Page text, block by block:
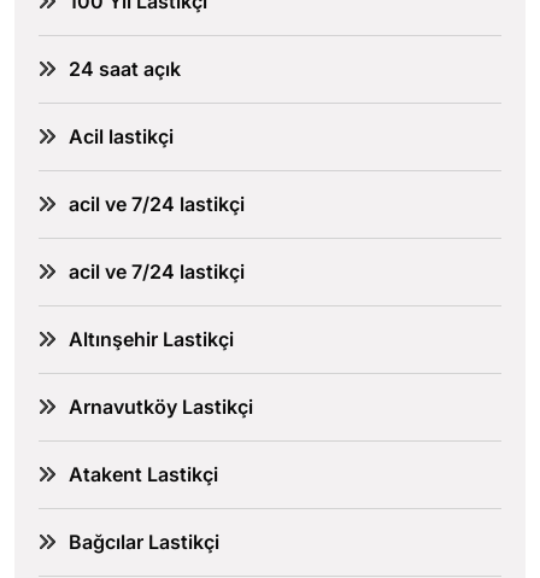
24 saat açık
Acil lastikçi
acil ve 7/24 lastikçi
acil ve 7/24 lastikçi
Altınşehir Lastikçi
Arnavutköy Lastikçi
Atakent Lastikçi
Bağcılar Lastikçi